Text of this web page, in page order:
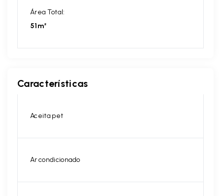
Área Total:
51m²
Características
Aceita pet
Ar condicionado